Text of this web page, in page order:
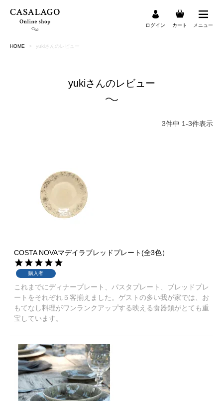
ログイン カート メニュー
HOME yukiさんのレビュー
yukiさんのレビュー
3件中 1-3件表示
COSTA NOVAマデイラブレッドプレート(全3色）
購入者
これまでにディナープレート、パスタプレート、ブレッドプレ
ートをそれぞれ５客揃えました。ゲストの多い我が家では、お
もてなし料理がワンランクアップする映える食器類がとても重
宝しています。